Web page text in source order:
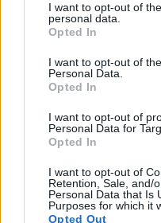
I want to opt-out of
personal data.
Opted In
I want to opt-out of
Personal Data.
Opted In
I want to opt-out of
Personal Data for
Opted In
I want to opt-out of
Retention, Sale, and/
Personal Data that Is
Purposes for which it
Opted Out
Últimas notícias